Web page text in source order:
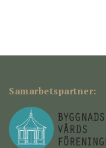
Samarbetspartner: